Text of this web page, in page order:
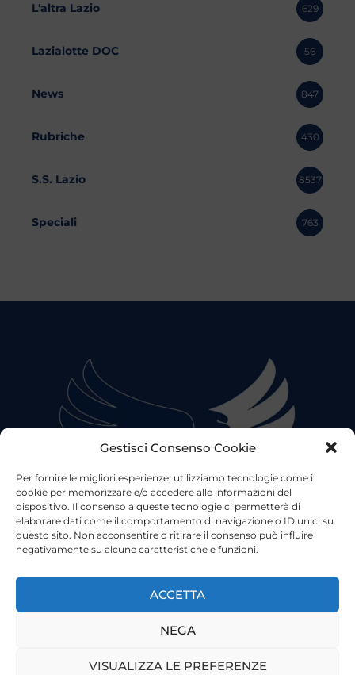
Gestisci Consenso Cookie
Per fornire le migliori esperienze, utilizziamo tecnologie come i
cookie per memorizzare e/o accedere alle informazioni del
dispositivo. Il consenso a queste tecnologie ci permetterà di
elaborare dati come il comportamento di navigazione o ID unici su
questo sito. Non acconsentire o ritirare il consenso può influire
negativamente su alcune caratteristiche e funzioni.
ACCETTA
NEGA
VISUALIZZA LE PREFERENZE
L'altra Lazio 629
Lazialotte DOC 56
News 847
Rubriche 430
S.S. Lazio 8537
Speciali 763
©2023 Tutti i diritti riservatiLazio Live TV